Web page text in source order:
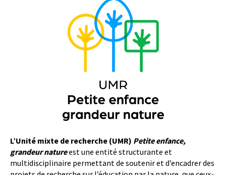
L’Unité mixte de recherche (UMR) Petite enfance,
grandeur natureest une entité structurante et
multidisciplinaire permettant de soutenir et d’encadrer des